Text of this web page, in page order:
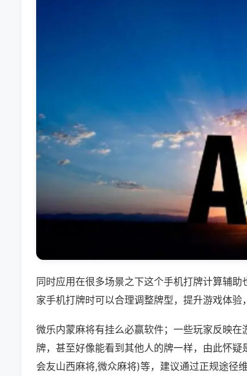
同时应用在很多场景之下这个手机打牌计算辅
家手机打牌时可以合理调整牌型，提升游戏体验
微乐内蒙麻将有挂么必赢软件；一些玩家反映
牌，甚至好像能看到其他人的牌一样，由此怀
会友山西麻将,微众麻将)等，建议通过正规途径维